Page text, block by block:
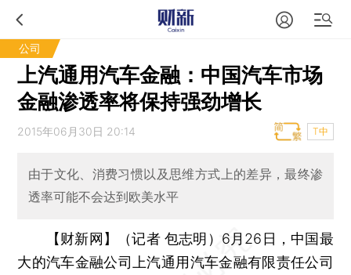
公司
上汽通用汽车金融：中国汽车市场
金融渗透率将保持强劲增长
2015年06月30日 20:14 T中
由于文化、消费习惯以及思维方式上的差异，最终渗
透率可能不会达到欧美水平
【财新网】（记者 包志明） 6月26日，中国最
大的汽车金融公司上汽通用汽车金融有限责任公司